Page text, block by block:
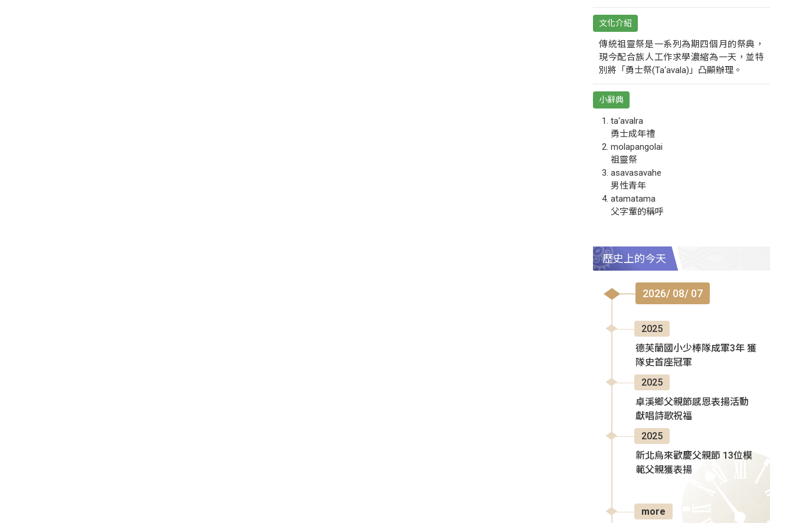
文化介紹
傳統祖靈祭是一系列為期四個月的祭典，
現今配合族人工作求學濃縮為一天，並特
別將「勇士祭(Ta‘avala)」凸顯辦理。
小辭典
ta‘avalra
勇士成年禮
molapangolai
祖靈祭
asavasavahe
男性青年
atamatama
父字輩的稱呼
歷史上的今天
2026/ 08/ 07
2025
德芙蘭國小少棒隊成軍3年 獲
隊史首座冠軍
2025
卓溪鄉父親節感恩表揚活動
獻唱詩歌祝福
2025
新北烏來歡慶父親節 13位模
範父親獲表揚
more